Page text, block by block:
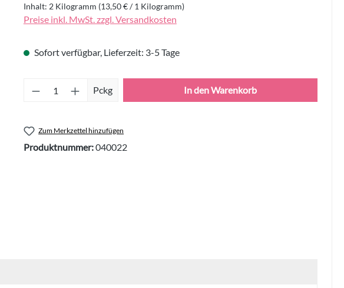
Inhalt: 2 Kilogramm (13,50 € / 1 Kilogramm)
Preise inkl. MwSt. zzgl. Versandkosten
Sofort verfügbar, Lieferzeit: 3-5 Tage
Produkt Anzahl: Gib den gewünschten Wert ein
Pckg In den Warenkorb
Zum Merkzettel hinzufügen
Produktnummer:040022